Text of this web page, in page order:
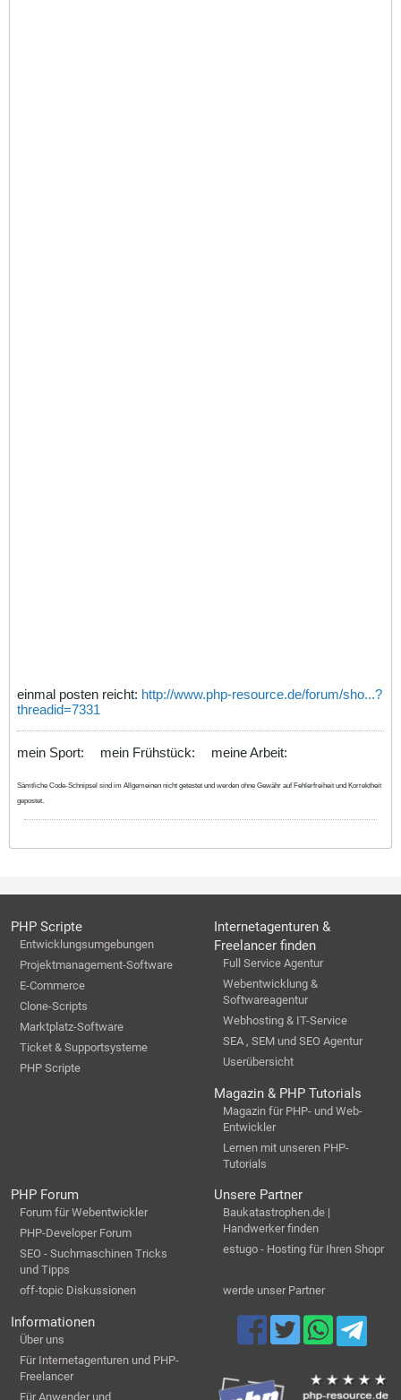
einmal posten reicht: http://www.php-resource.de/forum/sho...?
threadid=7331
mein Sport: mein Frühstück: meine Arbeit:
Sämtliche Code-Schnipsel sind im Allgemeinen nicht getestet und werden ohne Gewähr auf Fehlerfreiheit und Korrektheit
gepostet.
PHP Scripte
Entwicklungsumgebungen
Projektmanagement-Software
E-Commerce
Clone-Scripts
Marktplatz-Software
Ticket & Supportsysteme
PHP Scripte
Internetagenturen &
Freelancer finden
Full Service Agentur
Webentwicklung &
Softwareagentur
Webhosting & IT-Service
SEA , SEM und SEO Agentur
Userübersicht
Magazin & PHP Tutorials
Magazin für PHP- und Web-
Entwickler
Lernen mit unseren PHP-
Tutorials
PHP Forum
Forum für Webentwickler
PHP-Developer Forum
SEO - Suchmaschinen Tricks
und Tipps
off-topic Diskussionen
Unsere Partner
Baukatastrophen.de |
Handwerker finden
estugo - Hosting für Ihren Shopr
werde unser Partner
Informationen
Über uns
Für Internetagenturen und PHP-
Freelancer
Für Anwender und